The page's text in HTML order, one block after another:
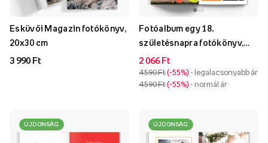
Esküvői Magazin fotókönyv,
20x30 cm
3 990 Ft
Fotóalbum egy 18.
születésnapra fotókönyv,
20x30 cm
2 066 Ft
4 590 Ft -55% - legalacsonyabb ár
4 590 Ft -55% - normál ár
ÚJDONSÁG ÚJDONSÁG